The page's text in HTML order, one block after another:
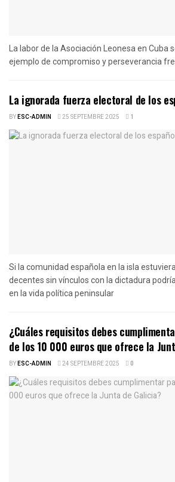
La labor de la Asociación Leonesa en Cuba
ejemplo de compromiso y perseverancia
La ignorada fuerza electoral de los
BYESC-ADMIN 25 SEPTEMBRE 2025 1
Si la comunidad española en la isla
decentes sin vínculos con la dictadura
en la vida política peninsular
¿Cuáles requisitos debes
de los 10 000 euros que ofrece la
BYESC-ADMIN 24 SEPTEMBRE 2025 0